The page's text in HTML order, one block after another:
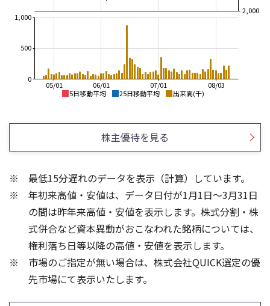
5日移動平均 25日移動平均 出来高(千)
08/03
07/01
06/01
05/01
2,000
0
500
1,000
25/12
25/10
25/08
25/06
25/04
1,000
1,500
500
1,000
1,500
2,500
3,000
3,500
株主優待を見る
最低15分遅れのデータを表示（計算）しています。
年初来高値・安値は、データ日付が1月1日～3月31日
の間は昨年来高値・安値を表示します。株式分割・株
式併合など資本異動がおこなわれた銘柄については、
権利落ち日等以降の高値・安値を表示します。
市場のご指定が無い場合は、株式会社QUICK選定の優
先市場にて表示いたします。